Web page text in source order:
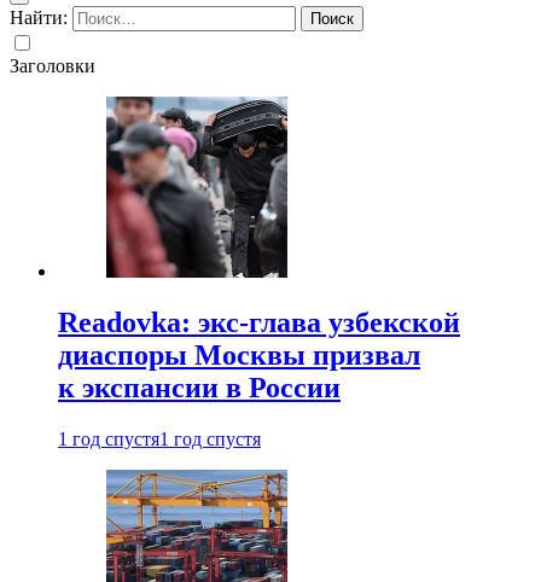
Найти:
Заголовки
Readovka: экс-глава узбекской
диаспоры Москвы призвал
к экспансии в России
1 год спустя1 год спустя